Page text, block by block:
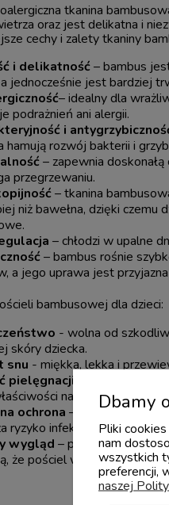
tkanina
oraz jest delikatna i
cechy i zalety tkaniny
i delikatność– bambus
jednocześnie jest bardziej
– idealny dla
podrażnień ani alergii.
i
hamują rozwój bakterii i
– zapewnia
przegrzewaniu.
– tkanina
niż bawełna, dzięki czemu
– chłodzi w upalne
– bambus rośnie
a jego uprawa jest
bambusowej dla dzieci:
- wolna od
skóry dziecka.
snu - miękka, lekka i
pielęgnacji
na długo.
ochrona – dzięki
ryzyko infekcji skórnych.
wygląd – piękna struktura
że pościel wygląda
Dbamy
Pliki
nam
wszystkich
preferencji,
naszej